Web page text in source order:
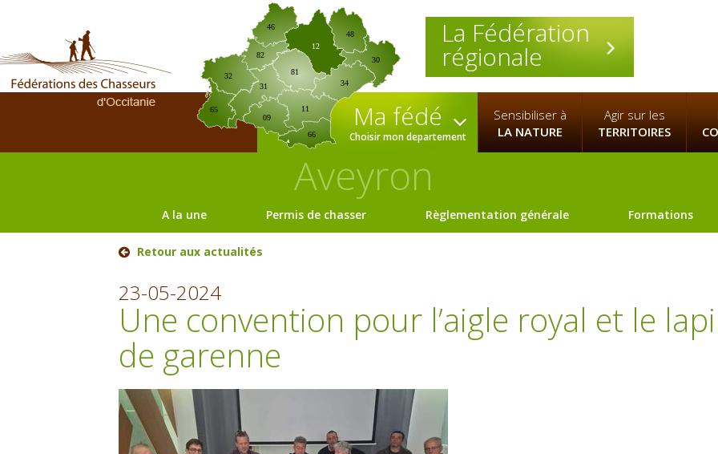
La Fédération
régionale
09
12
30
31
32
34
46
65
66
81
82
11
48
Ma fédé
Choisir mon departement
Sensibiliser à
LA NATURE
Agir sur les
TERRITOIRES
Aveyron
A la une Permis de chasser Règlementation générale Formations
Retour aux actualités
23-05-2024
Une convention pour l’aigle royal et le
de garenne